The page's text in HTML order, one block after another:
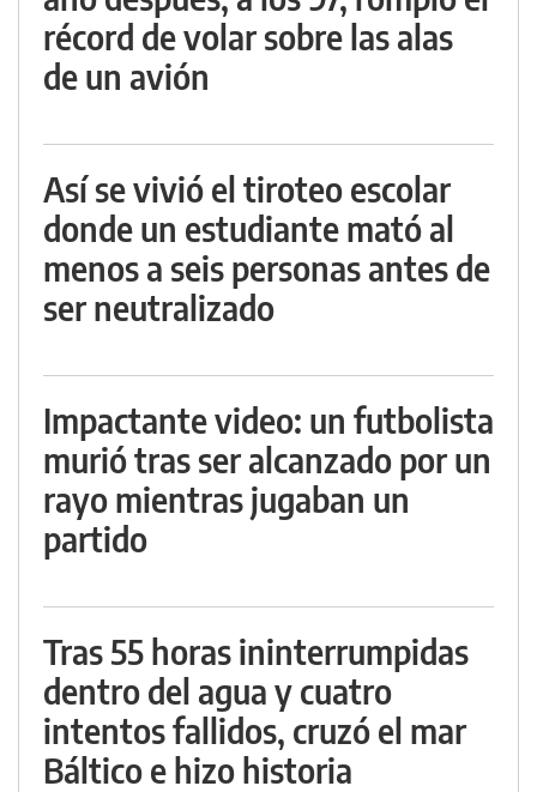
récord de volar sobre las alas
de un avión
Así se vivió el tiroteo escolar
donde un estudiante mató al
menos a seis personas antes de
ser neutralizado
Impactante video: un futbolista
murió tras ser alcanzado por un
rayo mientras jugaban un
partido
Tras 55 horas ininterrumpidas
dentro del agua y cuatro
intentos fallidos, cruzó el mar
Báltico e hizo historia